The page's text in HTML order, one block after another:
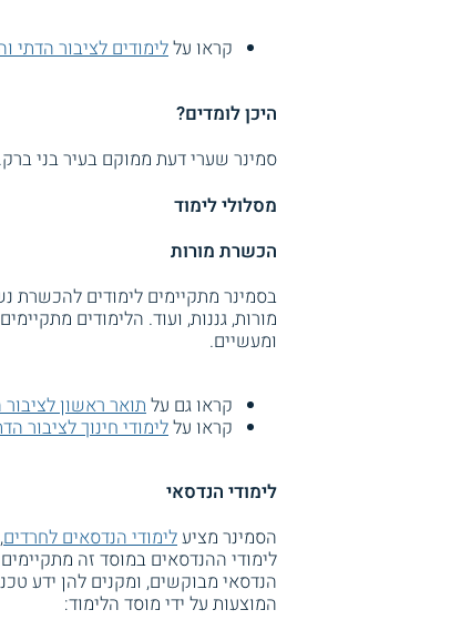
קראו עללימודים לציבור הדתי
היכן לומדים?
סמינר שערי דעת ממוקם בעיר בני ברק.
מסלולי לימוד
הכשרת מורות
בסמינר מתקיימים לימודים להכשרת
מורות, גננות, ועוד. הלימודים
ומעשיים.
קראו גם עלתואר ראשון
קראו עללימודי חינוך לציבור
לימודי הנדסאי
הסמינר מציעלימודי הנדסאים לחרדים
לימודי ההנדסאים במוסד זה
הנדסאי מבוקשים, ומקנים להן ידע
המוצעות על ידי מוסד הלימוד: